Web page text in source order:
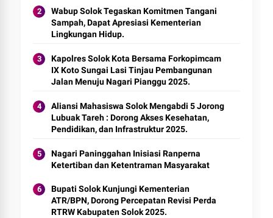
Wabup Solok Tegaskan Komitmen Tangani
Sampah, Dapat Apresiasi Kementerian
Lingkungan Hidup.
Kapolres Solok Kota Bersama Forkopimcam
IX Koto Sungai Lasi Tinjau Pembangunan
Jalan Menuju Nagari Pianggu 2025.
Aliansi Mahasiswa Solok Mengabdi 5 Jorong
Lubuak Tareh : Dorong Akses Kesehatan,
Pendidikan, dan Infrastruktur 2025.
Nagari Paninggahan Inisiasi Ranperna
Ketertiban dan Ketentraman Masyarakat
Bupati Solok Kunjungi Kementerian
ATR/BPN, Dorong Percepatan Revisi Perda
RTRW Kabupaten Solok 2025.